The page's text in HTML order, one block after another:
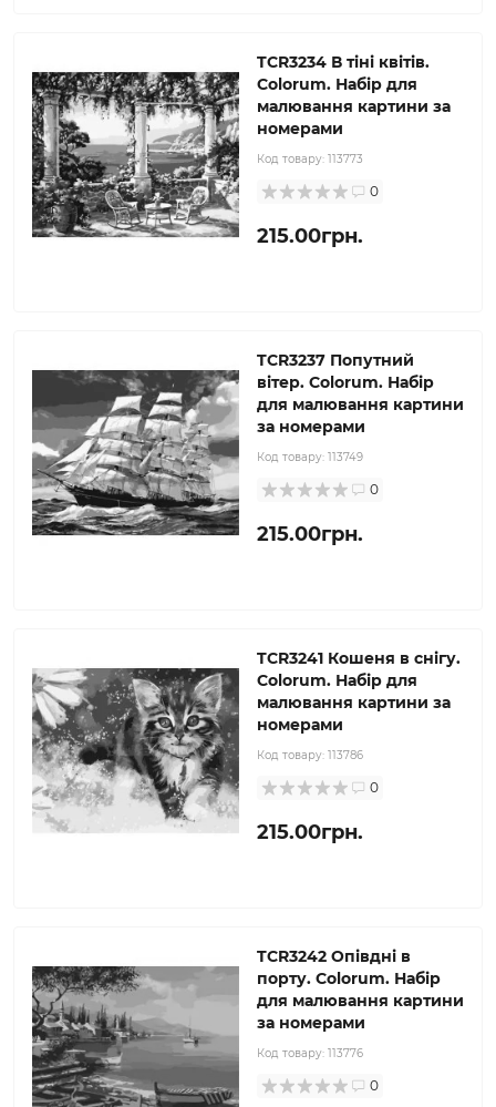
TCR3234 В тіні квітів.
Colorum. Набір для
малювання картини за
номерами
Код товару: 113773
0
215.00грн.
TCR3237 Попутний
вітер. Colorum. Набір
для малювання картини
за номерами
Код товару: 113749
0
215.00грн.
TCR3241 Кошеня в снігу.
Colorum. Набір для
малювання картини за
номерами
Код товару: 113786
0
215.00грн.
TCR3242 Опівдні в
порту. Colorum. Набір
для малювання картини
за номерами
Код товару: 113776
0